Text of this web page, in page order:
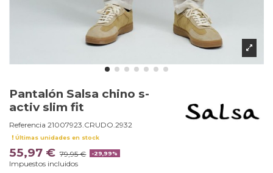
Pantalón Salsa chino s-
activ slim fit
Referencia 21007923.CRUDO.2932
Últimas unidades en stock
55,97 € 79,95 € -29,99%
Impuestos incluidos